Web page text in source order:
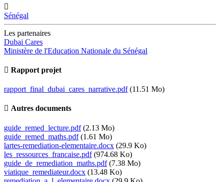
Sénégal
Les partenaires
Dubai Cares
Ministère de l'Education Nationale du Sénégal
Rapport projet
Document
rapport_final_dubai_cares_narrative.pdf (11.51 Mo)
Autres documents
Document
guide_remed_lecture.pdf (2.13 Mo)
Document
guide_remed_maths.pdf (1.61 Mo)
Document
lartes-remediation-elementaire.docx (29.9 Ko)
Document
les_ressources_francaise.pdf (974.68 Ko)
Document
guide_de_remediation_maths.pdf (7.38 Mo)
Document
viatique_remediateur.docx (13.48 Ko)